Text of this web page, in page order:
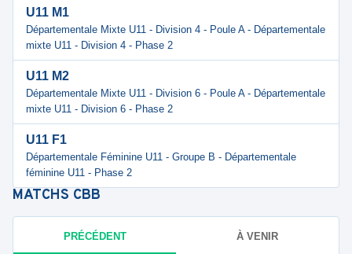
U11 M1
Départementale Mixte U11 - Division 4 - Poule A - Départementale
mixte U11 - Division 4 - Phase 2
U11 M2
Départementale Mixte U11 - Division 6 - Poule A - Départementale
mixte U11 - Division 6 - Phase 2
U11 F1
Départementale Féminine U11 - Groupe B - Départementale
féminine U11 - Phase 2
MATCHS CBB
PRÉCÉDENT À VENIR